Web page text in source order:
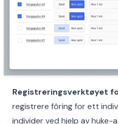
Registreringsverktøyet
registrere fôring for ett
individer ved hjelp av huke-